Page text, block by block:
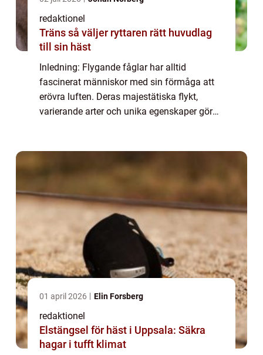
redaktionel
Träns så väljer ryttaren rätt huvudlag
till sin häst
Inledning: Flygande fåglar har alltid
fascinerat människor med sin förmåga att
erövra luften. Deras majestätiska flykt,
varierande arter och unika egenskaper gör
01 april 2026 Elin Forsberg
redaktionel
Elstängsel för häst i Uppsala: Säkra
hagar i tufft klimat